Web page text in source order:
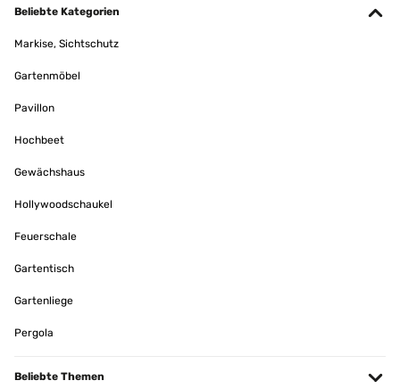
Amazon Benutzer – Bewertung durch Chal-Tec GmbH nicht eigenständig
prend à peine 5 minutes.Le tisonnier et la bâche pour l'hiver son
déplacer le brasero.Un bon produit que je recommande :-)
Amazon Benutzer – Bewertung durch Chal-Tec GmbH nicht eigenständig
Übersetzen
sere estive ma anche in quelle di tardo autunno, perché scalda
Amazon Benutzer – Bewertung durch Chal-Tec GmbH nicht eigenständig
Beliebte Kategorien
Markise, Sichtschutz
Gartenmöbel
Pavillon
Hochbeet
Gewächshaus
Hollywoodschaukel
Feuerschale
Gartentisch
Gartenliege
Pergola
Beliebte Themen